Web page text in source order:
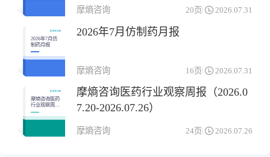
摩熵咨询 20页 2026.07.31
2026年7月仿
制药月报
2026年7月仿制药月报
摩熵咨询 16页 2026.07.31
摩熵咨询医药
行业观察周报
（2026.07.20-
2026.07.26）
摩熵咨询医药行业观察周报（2026.0
7.20-2026.07.26）
摩熵咨询 24页 2026.07.26